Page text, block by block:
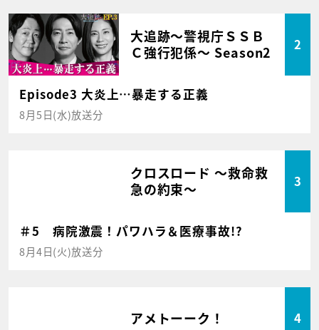
大追跡～警視庁ＳＳＢ
Ｃ強行犯係～ Season2
2
Episode3 大炎上…暴走する正義
8月5日(水)放送分
クロスロード ～救命救
急の約束～
3
＃5 病院激震！パワハラ＆医療事故!?
8月4日(火)放送分
アメトーーク！ 4